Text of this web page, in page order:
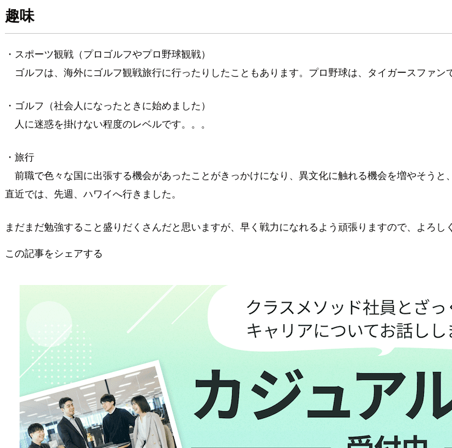
趣味
・スポーツ観戦（プロゴルフやプロ野球観戦）
ゴルフは、海外にゴルフ観戦旅行に行ったりしたこともあります。プロ野球は、タイガースファンで
・ゴルフ（社会人になったときに始めました）
人に迷惑を掛けない程度のレベルです。。。
・旅行
前職で色々な国に出張する機会があったことがきっかけになり、異文化に触れる機会を増やそうと
直近では、先週、ハワイへ行きました。
まだまだ勉強すること盛りだくさんだと思いますが、早く戦力になれるよう頑張りますので、よろし
この記事をシェアする